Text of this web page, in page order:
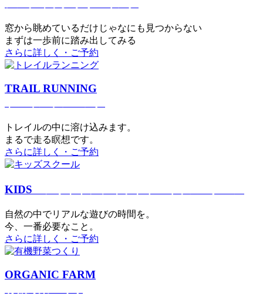
窓から眺めているだけじゃなにも見つからない
まずは一歩前に踏み出してみる
さらに詳しく・ご予約
TRAIL RUNNING
トレイルの中に溶け込みます。
まるで⾛る瞑想です。
さらに詳しく・ご予約
KIDS
⾃然の中でリアルな遊びの時間を。
今、⼀番必要なこと。
さらに詳しく・ご予約
ORGANIC FARM